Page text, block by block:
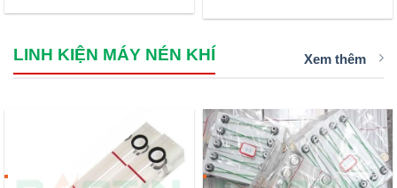
LINH KIỆN MÁY NÉN KHÍ Xem thêm